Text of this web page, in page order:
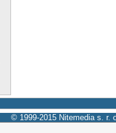
© 1999-2015 Nitemedia s. r.